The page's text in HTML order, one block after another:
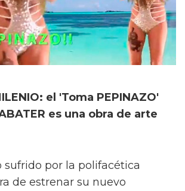
el 'Toma PEPINAZO'
es una obra de arte
sufrido por la polifacética
de estrenar su nuevo